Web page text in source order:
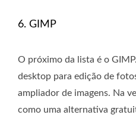
6. GIMP
O próximo da lista é o
desktop para edição de
ampliador de imagens. Na
como uma alternativa